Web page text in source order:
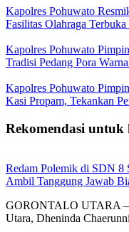
Kapolres Pohuwato
Fasilitas Olahraga
Kapolres Pohuwato
Tradisi Pedang Pora
Kapolres Pohuwato
Kasi Propam, Tekankan
Rekomendasi untuk
Redam Polemik di SDN
Ambil Tanggung Jawab
GORONTALO UTARA
Utara, Dheninda